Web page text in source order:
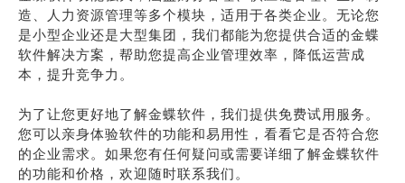
造、人力资源管理等多个模块，适用于各类企业。无论您
是小型企业还是大型集团，我们都能为您提供合适的金蝶
软件解决方案，帮助您提高企业管理效率，降低运营成
本，提升竞争力。
为了让您更好地了解金蝶软件，我们提供免费试用服务。
您可以亲身体验软件的功能和易用性，看看它是否符合您
的企业需求。如果您有任何疑问或需要详细了解金蝶软件
的功能和价格，欢迎随时联系我们。